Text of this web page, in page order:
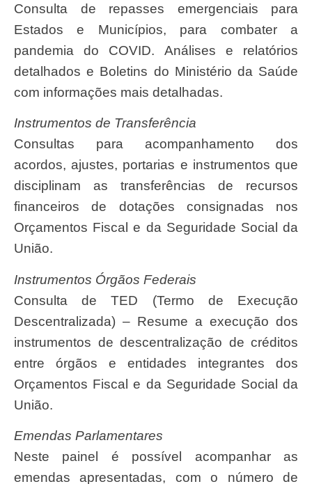
Consulta de repasses emergenciais para
Estados e Municípios, para combater a
pandemia do COVID. Análises e relatórios
detalhados e Boletins do Ministério da Saúde
com informações mais detalhadas.
Instrumentos de Transferência
Consultas para acompanhamento dos
acordos, ajustes, portarias e instrumentos que
disciplinam as transferências de recursos
financeiros de dotações consignadas nos
Orçamentos Fiscal e da Seguridade Social da
União.
Instrumentos Órgãos Federais
Consulta de TED (Termo de Execução
Descentralizada) – Resume a execução dos
instrumentos de descentralização de créditos
entre órgãos e entidades integrantes dos
Orçamentos Fiscal e da Seguridade Social da
União.
Emendas Parlamentares
Neste painel é possível acompanhar as
emendas apresentadas, com o número de